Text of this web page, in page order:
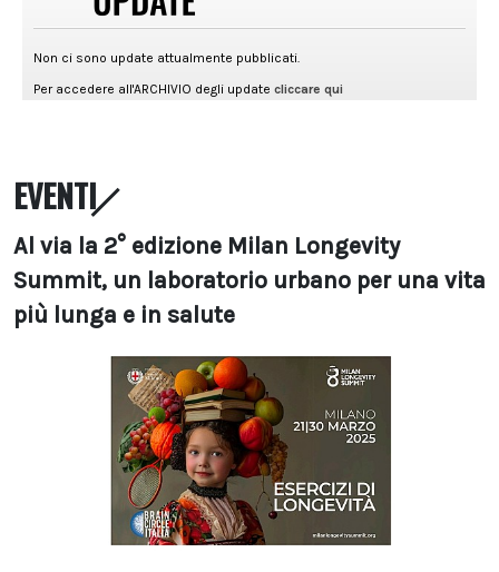
EVENTI
Al via la 2° edizione Milan Longevity
Summit, un laboratorio urbano per una vita
più lunga e in salute